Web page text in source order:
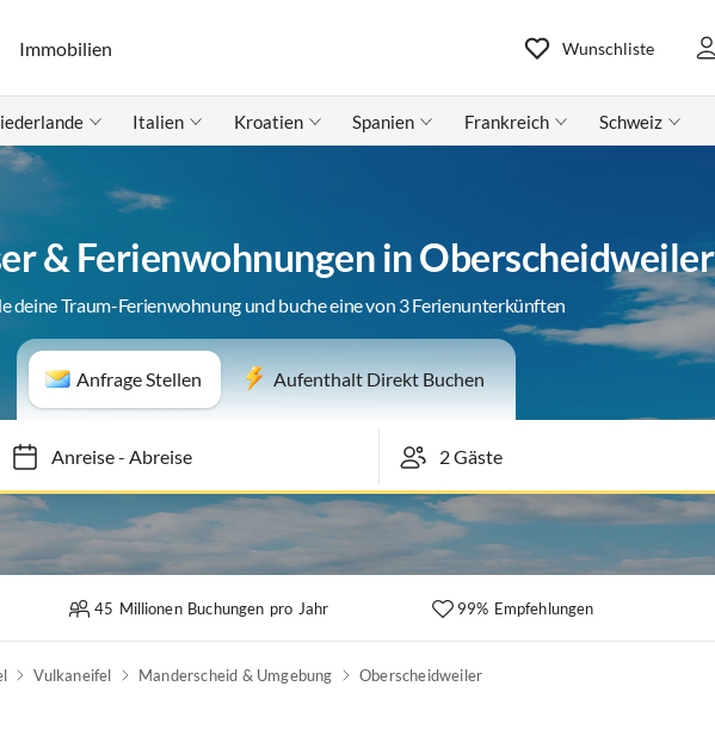
Immobilien Wunschliste
Italien Kroatien Spanien Frankreich Schweiz
& Ferienwohnungen in Oberscheidweiler
deine Traum-Ferienwohnung und buche eine von 3 Ferienunterkünften
Anfrage Stellen Aufenthalt Direkt Buchen
Anreise- Abreise
45 Millionen Buchungen pro Jahr 99% Empfehlungen
Vulkaneifel Manderscheid & Umgebung Oberscheidweiler